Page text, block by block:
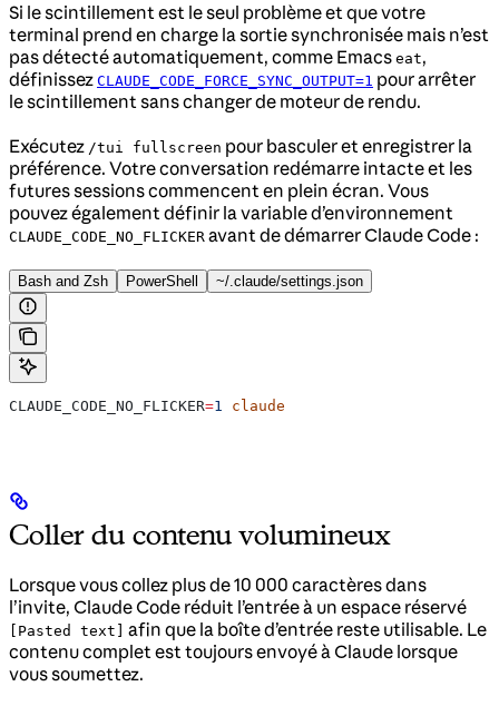
Si le scintillement est le seul problème et que votre
terminal prend en charge la sortie synchronisée mais n’est
pas détecté automatiquement, comme Emacs eat,
définissez CLAUDE_CODE_FORCE_SYNC_OUTPUT=1 pour arrêter
le scintillement sans changer de moteur de rendu.
Exécutez /tui fullscreen pour basculer et enregistrer la
préférence. Votre conversation redémarre intacte et les
futures sessions commencent en plein écran. Vous
pouvez également définir la variable d’environnement
CLAUDE_CODE_NO_FLICKER avant de démarrer Claude Code :
Bash and Zsh PowerShell ~/.claude/settings.json
CLAUDE_CODE_NO_FLICKER=1 claude
Coller du contenu volumineux
Lorsque vous collez plus de 10 000 caractères dans
l’invite, Claude Code réduit l’entrée à un espace réservé
[Pasted text]
afin que la boîte d’entrée reste utilisable. Le
contenu complet est toujours envoyé à Claude lorsque
vous soumettez.